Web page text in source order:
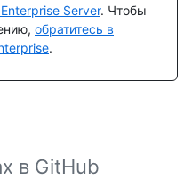
Server. Чтобы
обратитесь в
.
в GitHub